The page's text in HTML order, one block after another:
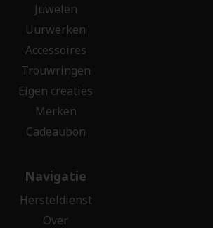
Juwelen
Uurwerken
Accessoires
Trouwringen
Eigen creaties
Merken
Cadeaubon
Navigatie
Hersteldienst
Over